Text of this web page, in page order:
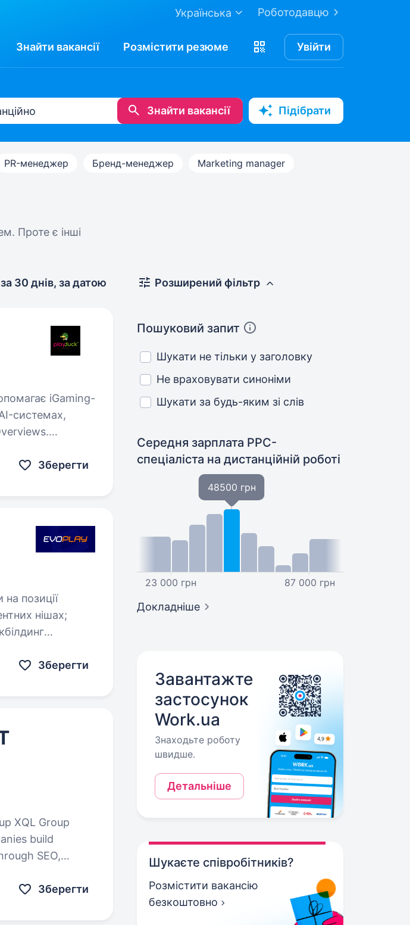
Роботодавцю
Українська
Знайти вакансії Розмістити резюме Увійти
Знайти вакансії Підібрати
PR-менеджер Бренд-менеджер Marketing manager
Проте є інші
за 30 днів, за датою
системах,
Зберегти
нішах;
Зберегти
build
SEO,
Зберегти
Розширений фільтр
Пошуковий запит
Шукати не тільки у заголовку
Не враховувати синоніми
Шукати за будь-яким зі слів
Середня зарплата PPC-
спеціаліста на дистанційній роботі
23 000 грн
48500 грн
87 000 грн
Докладніше
Завантажте
застосунок
Work.ua
Знаходьте роботу
швидше.
Детальніше
Шукаєте співробітників?
Розмістити вакансію
безкоштовно